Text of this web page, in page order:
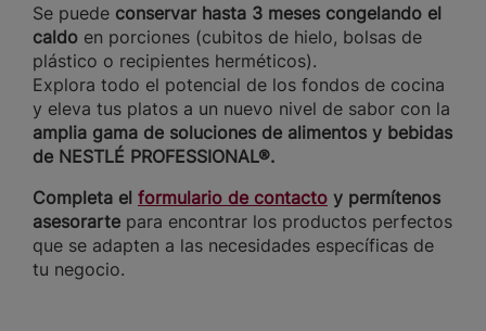
Se puede conservar hasta 3 meses congelando el
caldo en porciones (cubitos de hielo, bolsas de
plástico o recipientes herméticos).
Explora todo el potencial de los fondos de cocina
y eleva tus platos a un nuevo nivel de sabor con la
amplia gama de soluciones de alimentos y bebidas
de NESTLÉ PROFESSIONAL®.
Completa el formulario de contacto y permítenos
asesorarte para encontrar los productos perfectos
que se adapten a las necesidades específicas de
tu negocio.